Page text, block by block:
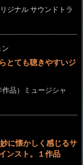
ジナル サウンドトラ
とても聴きやすいジ
品）ミュージシャ
に懐かしく感じるサ
ンスト。１作品